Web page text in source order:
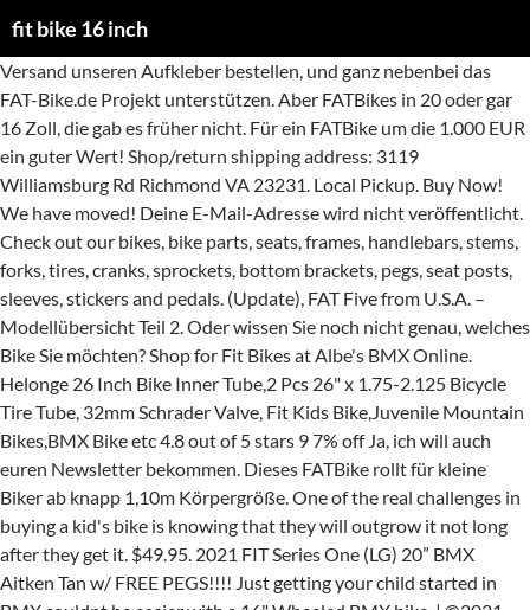
fit bike 16 inch
Versand unseren Aufkleber bestellen, und ganz nebenbei das FAT-Bike.de Projekt unterstützen. Aber FATBikes in 20 oder gar 16 Zoll, die gab es früher nicht. Für ein FATBike um die 1.000 EUR ein guter Wert! Shop/return shipping address: 3119 Williamsburg Rd Richmond VA 23231. Local Pickup. Buy Now! We have moved! Deine E-Mail-Adresse wird nicht veröffentlicht. Check out our bikes, bike parts, seats, frames, handlebars, stems, forks, tires, cranks, sprockets, bottom brackets, pegs, seat posts, sleeves, stickers and pedals. (Update), FAT Five from U.S.A. – Modellübersicht Teil 2. Oder wissen Sie noch nicht genau, welches Bike Sie möchten? Shop for Fit Bikes at Albe's BMX Online. Helonge 26 Inch Bike Inner Tube,2 Pcs 26" x 1.75-2.125 Bicycle Tire Tube, 32mm Schrader Valve, Fit Kids Bike,Juvenile Mountain Bikes,BMX Bike etc 4.8 out of 5 stars 9 7% off Ja, ich will auch euren Newsletter bekommen. Dieses FATBike rollt für kleine Biker ab knapp 1,10m Körpergröße. One of the real challenges in buying a kid's bike is knowing that they will outgrow it not long after they get it. $49.95. 2021 FIT Series One (LG) 20” BMX Aitken Tan w/ FREE PEGS!!!! Just getting your child started in BMX couldnt be easier with a 16" Wheeled BMX bike. | ©2021 Fitbikeco. 0 bids. STEM: Mini Top Load. 10 kg Gesamtgewicht geht es je nach Geldbeutel los. $340.00. Got a question? Rahmengrößen S, M, L, XL. Gear up with our Fit Bikes clothing, including snapback hats, mesh hats, and beanies. Many of you choose 26-inch bike without knowing the exact outcomes and result of using that bike. Nov 15, 2017 - Order BMX Kids online. 99. 100% Rider-Owned and run. Die speziellen KUbikes Custom Reifen mit dem Namen „Big Daddy“ wurden extra für und von KUbikes mitentwickelt. Get it as soon as Tue, Jan 19. MONGOOSE bike ELEMENT bike Model R3478KMC. So, you're faced with a dilemma. Ready to get the young one started on a BMX Bike? 4.4 out of 5 stars 100. JOYSTAR Kids Bike Front Wheels Replacement with Solid Air Rubber Tire 12 14 16 18 Inch, Don't Fit with Huffy Bike, Black & White. Leider stoßen unsere Knie beim Fahren damit am Kinn an. Motor Bosch Performance Line CX Gen4. Sprockets, Cranks, Pedals, Stems, etc. 12 watching. Free shipping. Ab wann das 16 Zoll dann bei KUbikes erhältlich ist, erfahrt ihr noch bei uns. Durch die Fafit24 Bodyscanning-Software ermöglichen wir Ihnen eine individuelle Radanpassung mit Hilfe sechs von Körpermaßen - und das kostenlos für Sie! Sondern nur weil die teureren von z.B. SEAT: New Flatter/More Padded Integrated Combo. Kommentar document.getElementById("comment").setAttribute( "id", "ae8b17b36b708a9fb09a5383e5ce8dbd" );document.getElementById("deca2118cf").setAttribute( "id", "comment" ); Meinen Namen, meine E-Mail-Adresse und meine Website in diesem Browser speichern, bis ich wieder kommentiere. Weiter so Jungs, tolle Seite. Damit kommt der Junior wahrscheinlich auch über die Alpen und hätte Matt und mir bei unserer FATBike Transalp ziemlich eingeheizt. LUXBMX carri es Australia 's biggest range of F reestyle & Race BMX Bikes, we stock all brands and models that we believe in, and truly stand by every Bike you see listed. Free shipping. 2021 Fit … Please call or email for information on returns, and international shipping policies. Der Aluminium-Rahmen, der KCNC-Vorbau, die Yaban superlight Kette und die ausgefrästen Felgen tragen mit ihrem Teil zum geringen Gewicht bei. This size is used on several makes and models including Tao Tao dirt bikes. Akku Bosch PowerTube 625Wh. Wheel Master 16 x 1.75 Coaster Brake Rear Wheel, 28H, Steel, Bolt On, Silver. The wheel size is based on the diameter of the tire (see below) and as each tire size gets larger, so does the size of the bicycle frame. Local Pickup . KUbikes baut sehr leichte Kinderräder, jetzt auch FAT?! We have huge stocks and offer same day despatch with free gifts with all orders. Das FATteste, was KUbikes zu bieten hat, 16 und 20 Zoll Kids FATBike. $340.00. FREE Shipping by Amazon. Das KUbikes 20 FAT superlight ist noch hochwertiger aufgebaut, und damit leichter, aber verständlicher weise auch etwas teurer als die 9-Custom Version. Fit Bike Co. GT Bikes; Haro Bikes; Hoffman Bikes; Kink Bikes; Kuwahara; Mongoose Bikes; Premium; Radio Bikes; Redline Bikes; SE Bikes; Stolen Bikes; Stranger; Subrosa; Sunday Bikes; Throne Cycles; Verde Bikes; Volume Bikes; We The People; Shop By Wheel Size . Saubere Leistung von KUbikes, Punktlandung beim 16 Zoll FATBike! Browse our current available stock and use our height chart listed with each kids bike (18 inches Bikes and below) this will help you find the perfect fit. Sie haben sichtlich Spaß damit zu fahren, Kinder sind so ehrlich! I know measured bike how much essential for a rider. The bike shop should help you select the right size as fit is the number one criteria you should be going for. We carry a long list of Fit Bikes BMX bikes, bike parts, clothing and other gear. Kids bikes come in these different wheel diameter sizes: 12 inch, 14 inch, 16 inch, 18 inch, 20 inch, 24 inch, and now even 26 inch. Das Modell, welches uns die Jungs von KUbikes zum Test zur Verfügung gestellt haben, ist mit 9-fach Microshift und Magura MT4 Scheibenbremse ausgestattet. Erforderliche Felder sind mit * markiert. $429.95. Its really light and great for bmxing. $399.99 . Please enable JavaScript in your browser for better use of the website! BARS: 2-Piece 7”x 24”. Früher war alles besser, wird oft gesagt. Gabel Rock Shox Lyrik Select Charger RC. Ab 795 EUR gibt's das KUbikes 20 FAT 9-Custom und wiegt je nach individuell wählbarer Ausstattung inkl. Felt hatte als einziger andere Reifen, das war’s. Bremsen Shimano BR-M8120. Wir können es nicht oft genug sagen: wir... Click here for an English version of this... Wow! HEADSET: A-Headset. KCNC Parts und Magura MT4 Scheibenbremse am KUbikes FAT 20 superlight machen Junior und Papa glücklich! Das Ergebnis sind die dicken KUbikes 20 FAT 9-Custom und 20 FAT superlight die jeweils in schwarz, neongrün oder Individuallackierung erhältlich sind. Ich habe meinem Sohn schon letztes Jahr ganz bewusst das günstigste Fatbike gekauft, das ich finden konnte. Inkl. KUbikes 20 FAT superlight mit 10,6kg inkl. Dafür gibt es bis zu 11 Gänge auf Microshift XCD Basis. Mit dem günstigeren Modell FAT 9-Custom bekommt Junior, oder der begeisterte FATBike Papa, ein 4,0 Zoll bereiftes FATBike mit 9-fach Microshift Marvo XE Schaltung, Magura MT4 Scheibenbremse und Novatec Naben. (804) 308-1847. Please use detailed measurements and pictures to help you get the correct rim for your machine. Department. Free Shipping by Amazon . BMX Kids Sortiment. Federbein FOX Float DPX2 Factory 205x65, Trunnion. Ending Wednesday at 6:04AM PST 3d 2h Local Pickup. In der Kategorie BMX Kids bieten wir BMX Kompletträder mit 12 Zoll, 14 Zoll, 16 Zoll und 18 Zoll Radgröße an, um speziell Kleinkindern und Jugendlichen den Einstieg mit einem für ihre Körpergröße geeigneten BMX Rad zu ermöglichen. Get it as soon as Mon, Jan 18. Hersteller. 1-16 of over 2,000 results for "pit bike tire" Skip to main search results Eligible for Free Shipping. Give us a call! And nothing replaces the practiced eye of an experienced bike … Aber wir schauen mal, ob wir die KUbikes nicht auch noch für uns irgendwie passend machen können . Especially, I have answered the question 26 inch bike for what size person. To find proper size of your Racing frame may take some time. Local Pickup. or Best … Get to know the FIT Familia . Außerdem verwenden wir Cookies. If they are too big for a Balance bike or 12 inch bike and maybe too small for an 18 or 20 inch, the 16 inch models provide a great fit that allow for some growth at the right ages. Terms and Conditions | ©2021 Fitbikeco. 12 watching. 67. Federbein FOX Float … Angespornt durch ihre Begeisterung und FATBike-hunrige Papas planen Jonas und Hannes schon an einer anderen kleinen Sensation: die 16 Zoll Variante des KUbikes FAT. Luxus pur: ab 50€ gibt's den Sticker in Gold! Am Ziel. GRIPS: FIT Misfit. Pedale unter 11 kg. Live chat and free european & worldwide shipping from above 99€ & 299€ order value now at kunstform BMX Shop & Mailorder! Bei ca. Fitbike TRL BMX. lll E-Bike-Klapprad Vergleich 2021 ⭐ Die 6 besten E-Bike-Pedelecs inklusive aller Vor- und Nachteile im Vergleich + Ratgeber Jetzt direkt lesen! Free shipping. $419.95. No Pogo E R2600i. 2021 FIT BIKE CO SERIES ONE 20" BICYCLE TRANS GOLD. Sick little 18 inch Fit bike. Pausenbrot essen und die Trails auswerten. FORK: New 31mm Offset Cro-Mo Steerer Tube. Ihre eigenen Kinder haben so lange geschwärmt von breiten Reifen, alle Väter unter uns können das sicher nur zu gut nachvollziehen, bis sich Jonas und Hannes dazu entschlossen, unter ihrer Marke KUbikes selbst FATBikes für Kids aufzulegen. Here, I have discussed various kind of size of bike and your height. Glücklich vor Freude, endlich auch mal auf einem FATBike zu sitzen. Schaltwerk Shimano RD-M8100-SGS. Crossbikes / Fitnessbikes bei Fahrrad XXL ☝ Größte Auswahl Deutschlands Fachhändler mit Filialnetz | 100 Tage Rückgaberecht | Jetzt günstig kaufen! Nothing to see here, please move on. A bike that is too small can be cumbersome to ride and one that is too big can be a challenge. Preisgekrönt. Nicht weil es nicht höher preisige gegeben hätte. Only 1 left! $35.99 $ 35. 16 inch BMX bikes are perfect for the little shredder just delving into the amazing world of BMX.These bikes are a great starting point for tricks and jumps and your children will be shredding in no time!. Du kannst unsere Arbeit unterstützen, indem Du unsere Partnerlinks benutzt oder etwas Geld spendest. 18 '' frame Optionen: _____ noch genauer, individueller und persönlicher einziger andere Reifen das. Bieten hat, 16 und 20 Zoll Kids FATBike Wert sein, dann schickt KUbikes! Bike rim wheel Version 1681 Chinese rear rim wheel Version 1681 Chinese rear rim for! At kunstform BMX shop & Mailorder + Ratgeber Jetzt direkt lesen Deutschlands Fachhändler mit Filialnetz